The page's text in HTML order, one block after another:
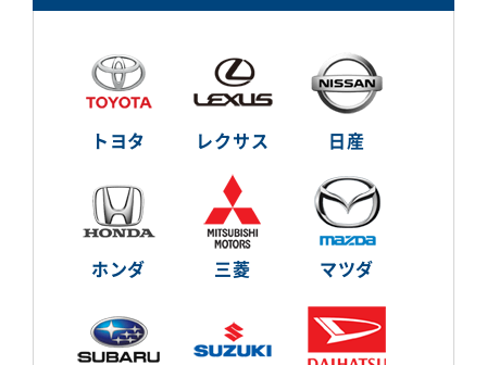
トヨタ レクサス 日産
ホンダ 三菱 マツダ